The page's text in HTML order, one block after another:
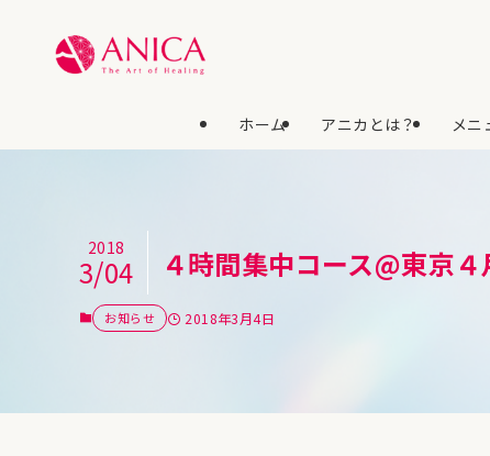
ホーム アニカとは？ メニ
４時間集中コース@東京４
2018
3/04
お知らせ 2018年3月4日